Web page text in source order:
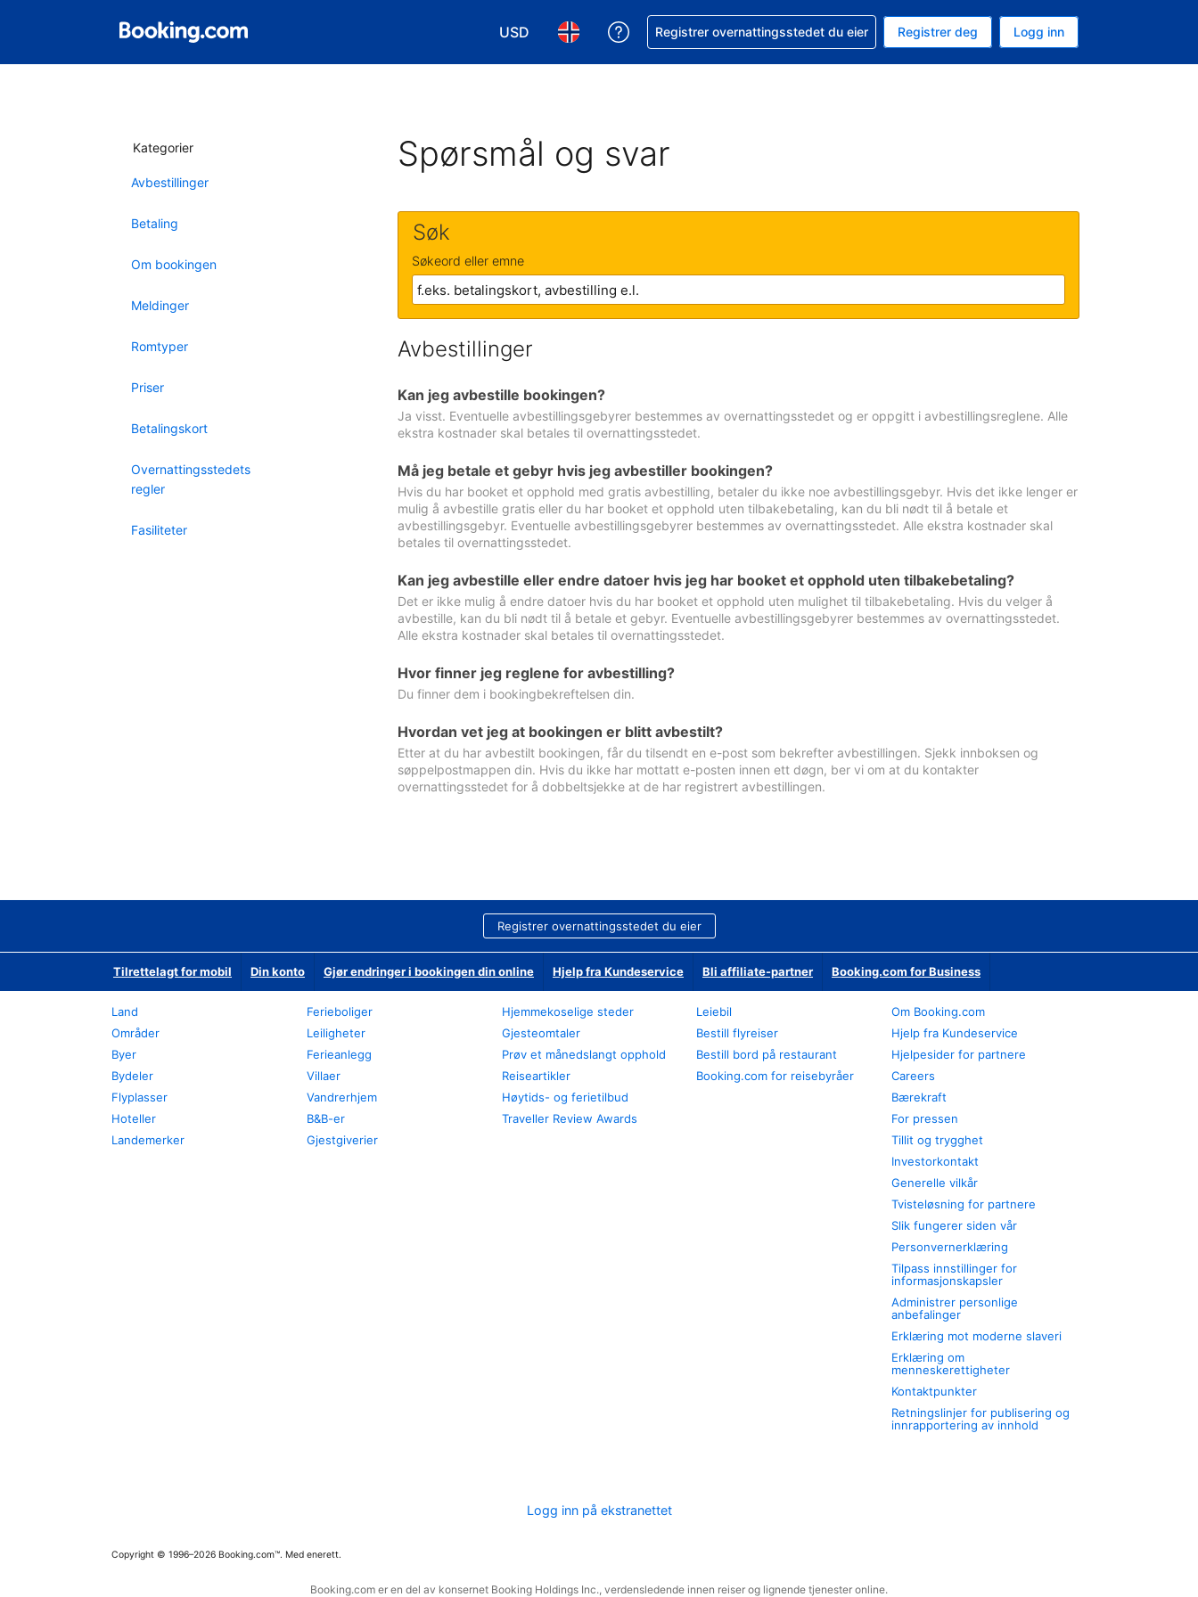
USD
Velg valuta. Du har valgt Amerikansk dollar som valuta
Velg språk. Du har valgt Norsk som språk
Få hjelp med bookingen din
Registrer overnattingsstedet du eier Registrer deg Logg inn
Kategorier
Avbestillinger
Betaling
Om bookingen
Meldinger
Romtyper
Priser
Betalingskort
Overnattingsstedets
regler
Fasiliteter
Spørsmål og svar
Søk
Søkeord eller emne
Avbestillinger
Kan jeg avbestille bookingen?
Ja visst. Eventuelle avbestillingsgebyrer bestemmes av overnattingsstedet og er oppgitt i avbestillingsreglene. Alle
ekstra kostnader skal betales til overnattingsstedet.
Må jeg betale et gebyr hvis jeg avbestiller bookingen?
Hvis du har booket et opphold med gratis avbestilling, betaler du ikke noe avbestillingsgebyr. Hvis det ikke lenger er
mulig å avbestille gratis eller du har booket et opphold uten tilbakebetaling, kan du bli nødt til å betale et
avbestillingsgebyr. Eventuelle avbestillingsgebyrer bestemmes av overnattingsstedet. Alle ekstra kostnader skal
betales til overnattingsstedet.
Kan jeg avbestille eller endre datoer hvis jeg har booket et opphold uten tilbakebetaling?
Det er ikke mulig å endre datoer hvis du har booket et opphold uten mulighet til tilbakebetaling. Hvis du velger å
avbestille, kan du bli nødt til å betale et gebyr. Eventuelle avbestillingsgebyrer bestemmes av overnattingsstedet.
Alle ekstra kostnader skal betales til overnattingsstedet.
Hvor finner jeg reglene for avbestilling?
Du finner dem i bookingbekreftelsen din.
Hvordan vet jeg at bookingen er blitt avbestilt?
Etter at du har avbestilt bookingen, får du tilsendt en e-post som bekrefter avbestillingen. Sjekk innboksen og
søppelpostmappen din. Hvis du ikke har mottatt e-posten innen ett døgn, ber vi om at du kontakter
overnattingsstedet for å dobbeltsjekke at de har registrert avbestillingen.
Registrer overnattingsstedet du eier
Tilrettelagt for mobil Din konto Gjør endringer i bookingen din online Hjelp fra Kundeservice Bli affiliate-partner Booking.com for Business
Land
Områder
Byer
Bydeler
Flyplasser
Hoteller
Landemerker
Ferieboliger
Leiligheter
Ferieanlegg
Villaer
Vandrerhjem
B&B-er
Gjestgiverier
Hjemmekoselige steder
Gjesteomtaler
Prøv et månedslangt opphold
Reiseartikler
Høytids- og ferietilbud
Traveller Review Awards
Leiebil
Bestill flyreiser
Bestill bord på restaurant
Booking.com for reisebyråer
Om Booking.com
Hjelp fra Kundeservice
Hjelpesider for partnere
Careers
Bærekraft
For pressen
Tillit og trygghet
Investorkontakt
Generelle vilkår
Tvisteløsning for partnere
Slik fungerer siden vår
Personvernerklæring
Tilpass innstillinger for
informasjonskapsler
Administrer personlige
anbefalinger
Erklæring mot moderne slaveri
Erklæring om
menneskerettigheter
Kontaktpunkter
Retningslinjer for publisering og
innrapportering av innhold
Logg inn på ekstranettet
Copyright © 1996–2026 Booking.com™. Med enerett.
Booking.com er en del av konsernet Booking Holdings Inc., verdensledende innen reiser og lignende tjenester online.